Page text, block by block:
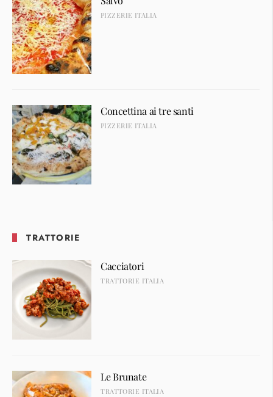
PIZZERIE ITALIA
Concettina ai tre santi
PIZZERIE ITALIA
TRATTORIE
Cacciatori
TRATTORIE ITALIA
Le Brunate
TRATTORIE ITALIA